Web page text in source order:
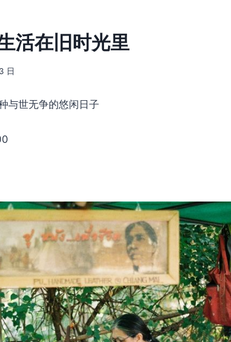
活在旧时光里
日
与世无争的悠闲日子